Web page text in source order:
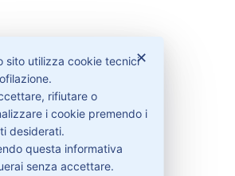
Contattaci
Garanzie
✕
sito utilizza cookie tecnici
rifiutare o
i cookie premendo i
desiderati.
questa informativa
senza accettare.